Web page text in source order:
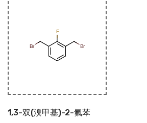
1,3-双(溴甲基)-2-氟苯